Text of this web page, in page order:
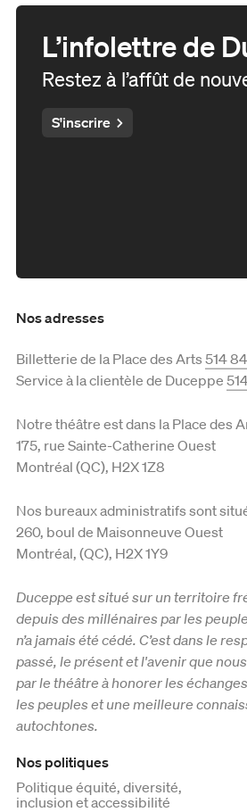
L’infolettre de
Restez à l’affût de
S'inscrire
Nos adresses
Billetterie de la Place des Arts 514
Service à la clientèle de Duceppe
Notre théâtre est dans la Place des
175, rue Sainte-Catherine Ouest
Montréal (QC), H2X 1Z8
Nos bureaux administratifs sont
260, boul de Maisonneuve Ouest
Montréal, (QC), H2X 1Y9
Duceppe est situé sur un territoire
depuis des millénaires par les
n’a jamais été cédé. C’est dans le
passé, le présent et l'avenir que
par le théâtre à honorer les
les peuples et une meilleure
autochtones.
Nos politiques
Politique équité, diversité,
inclusion et accessibilité